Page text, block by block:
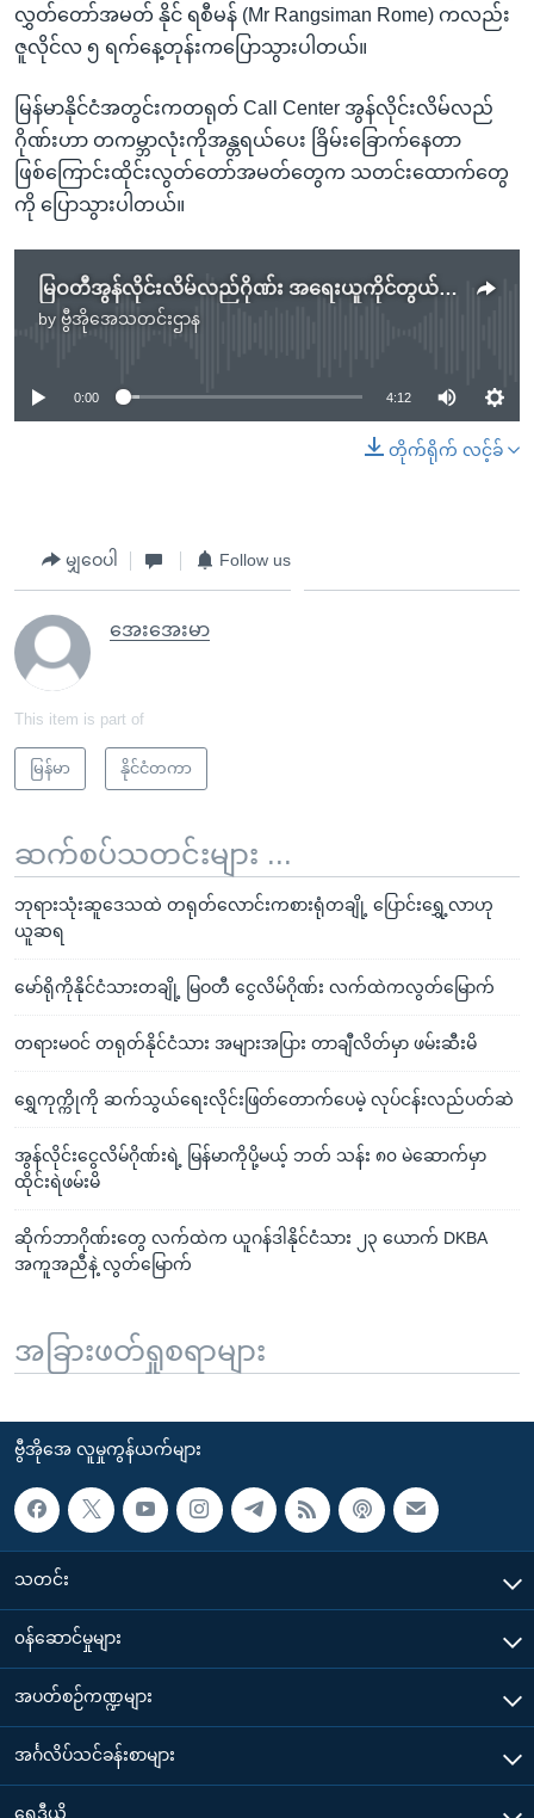
လွှတ်တော်အမတ် နိုင် ရစီမန် (Mr Rangsiman Rome) ကလည်း
ဇူလိုင်လ ၅ ရက်နေ့တုန်းကပြောသွားပါတယ်။
မြန်မာနိုင်ငံအတွင်းကတရုတ် Call Center အွန်လိုင်းလိမ်လည်
ဂိုဏ်းဟာ တကမ္ဘာလုံးကိုအန္တရယ်ပေး ခြိမ်းခြောက်နေတာ
ဖြစ်ကြောင်းထိုင်းလွတ်တော်အမတ်တွေက သတင်းထောက်တွေ
ကို ပြောသွားပါတယ်။
မြဝတီအွန်လိုင်းလိမ်လည်ဂိုဏ်း အရေးယူကိုင်တွယ်ဖို့ ထိုင်းအတိုက်အခံအမတ် တိုက်တွန်း
by ဗွီအိုအေသတင်းဌာန
No media source currently available
0:00 4:12
တိုက်ရိုက် လင့်ခ်
မျှဝေပါ Follow us
အေးအေးမာ
This item is part of
မြန်မာ နိုင်ငံတကာ
ဆက်စပ်သတင်းများ ...
ဘုရားသုံးဆူဒေသထဲ တရုတ်လောင်းကစားရုံတချို့ ပြောင်းရွှေ့လာဟု
ယူဆရ
မော်ရိုကိုနိုင်ငံသားတချို့ မြဝတီ ငွေလိမ်ဂိုဏ်း လက်ထဲကလွတ်မြောက်
တရားမဝင် တရုတ်နိုင်ငံသား အများအပြား တာချီလိတ်မှာ ဖမ်းဆီးမိ
ရွှေကုက္ကိုကို ဆက်သွယ်ရေးလိုင်းဖြတ်တောက်ပေမဲ့ လုပ်ငန်းလည်ပတ်ဆဲ
အွန်လိုင်းငွေလိမ်ဂိုဏ်းရဲ့ မြန်မာကိုပို့မယ့် ဘတ် သန်း ၈၀ မဲဆောက်မှာ
ထိုင်းရဲဖမ်းမိ
ဆိုက်ဘာဂိုဏ်းတွေ လက်ထဲက ယူဂန်ဒါနိုင်ငံသား ၂၃ ယောက် DKBA
အကူအညီနဲ့ လွတ်မြောက်
အခြားဖတ်ရှုစရာများ
ဗွီအိုအေ လူမှုကွန်ယက်များ
သတင်း
၀န်ဆောင်မှုများ
အပတ်စဉ်ကဏ္ဍများ
အင်္ဂလိပ်သင်ခန်းစာများ
ရေဒီယို